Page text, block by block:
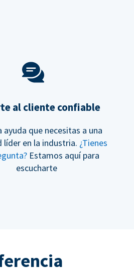
al cliente confiable
ayuda que necesitas a una
líder en la industria. ¿Tienes
Estamos aquí para
escucharte